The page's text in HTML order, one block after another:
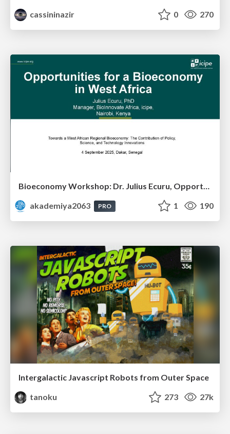
cassininazir
0 270
Bioeconomy Workshop: Dr. Julius Ecuru, Opportunities for a Bioeconomy in West Africa
akademiya2063
PRO 1 190
Intergalactic Javascript Robots from Outer Space
tanoku
273 27k